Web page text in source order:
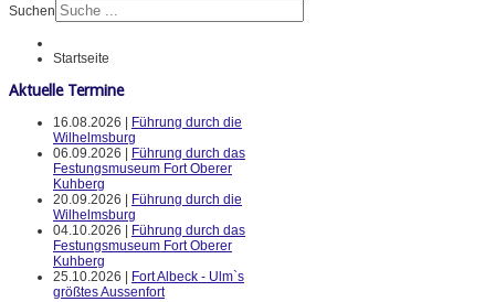
Suchen
Startseite
Aktuelle Termine
16.08.2026 |
Führung durch die
Wilhelmsburg
06.09.2026 |
Führung durch das
Festungsmuseum Fort Oberer
Kuhberg
20.09.2026 |
Führung durch die
Wilhelmsburg
04.10.2026 |
Führung durch das
Festungsmuseum Fort Oberer
Kuhberg
25.10.2026 |
Fort Albeck - Ulm`s
größtes Aussenfort